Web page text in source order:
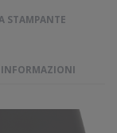
STAMPANTE
INFORMAZIONI